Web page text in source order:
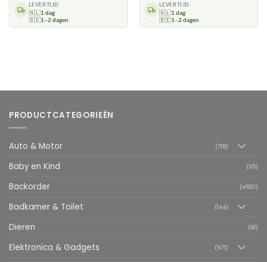
LEVERTIJD
🇳🇱1 dag
🇧🇪1–2 dagen
LEVERTIJD
🇳🇱1 dag
🇧🇪1–2 dagen
PRODUCTCATEGORIEËN
Auto & Motor (718)
Baby en Kind (35)
Backorder (4520)
Badkamer & Toilet (144)
Dieren (81)
Elektronica & Gadgets (971)